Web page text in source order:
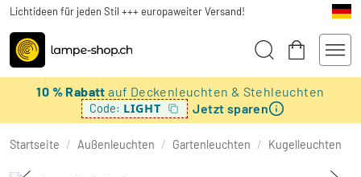
Lichtideen für jeden Stil +++ europaweiter Versand!
10 % Rabattauf Deckenleuchten & Stehleuchten
Code: LIGHT Jetzt sparen
Startseite / Außenleuchten / Gartenleuchten / Kugelleuchten